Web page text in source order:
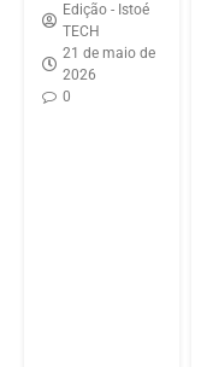
Edição - Istoé
TECH
21 de maio de
2026
0